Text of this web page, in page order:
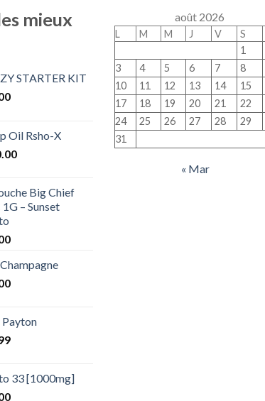
mieux
STARTER KIT
Oil Rsho-X
Big Chief
– Sunset
Payton
33 [1000mg]
août 2026
L M M J V S
1
3
4 5 6 7 8
10
11 12 13 14 15
17
18 19 20 21 22
24
25 26 27 28 29
31
« Mar